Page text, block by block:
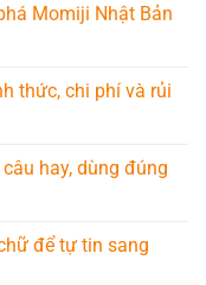
Momiji Nhật Bản
thức, chi phí và rủi
hay, dùng đúng
để tự tin sang